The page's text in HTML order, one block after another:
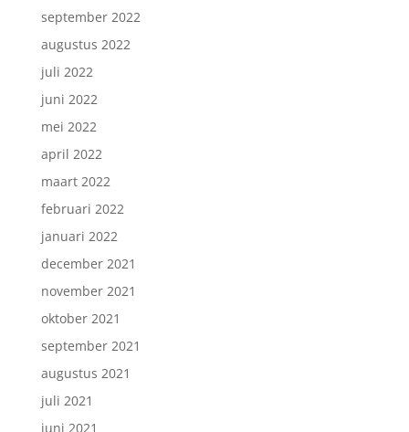
september 2022
augustus 2022
juli 2022
juni 2022
mei 2022
april 2022
maart 2022
februari 2022
januari 2022
december 2021
november 2021
oktober 2021
september 2021
augustus 2021
juli 2021
juni 2021